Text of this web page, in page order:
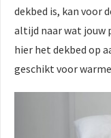
dekbed is, kan voor
altijd naar wat jouw
hier het dekbed op
geschikt voor